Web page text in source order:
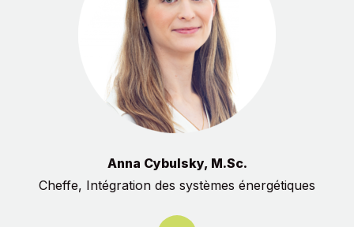
Anna Cybulsky, M.Sc.
Cheffe, Intégration des systèmes énergétiques